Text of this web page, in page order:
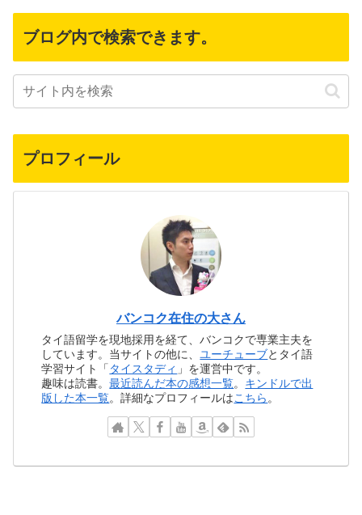
ブログ内で検索できます。
プロフィール
バンコク在住の大さん
タイ語留学を現地採用を経て、バンコクで専業主夫を
しています。当サイトの他に、 ユーチューブとタイ語
学習サイト「 タイスタディ 」を運営中です。
趣味は読書。最近読んだ本の感想一覧。 キンドルで出
版した本一覧。詳細なプロフィールはこちら 。